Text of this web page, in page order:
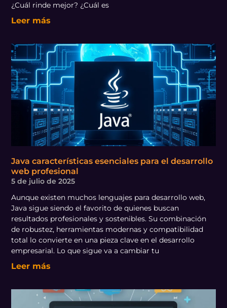
¿Cuál rinde mejor? ¿Cuál es
Leer más
Java características esenciales para el desarrollo
web profesional
5 de julio de 2025
Aunque existen muchos lenguajes para desarrollo web,
Java sigue siendo el favorito de quienes buscan
resultados profesionales y sostenibles. Su combinación
de robustez, herramientas modernas y compatibilidad
total lo convierte en una pieza clave en el desarrollo
empresarial. Lo que sigue va a cambiar tu
Leer más